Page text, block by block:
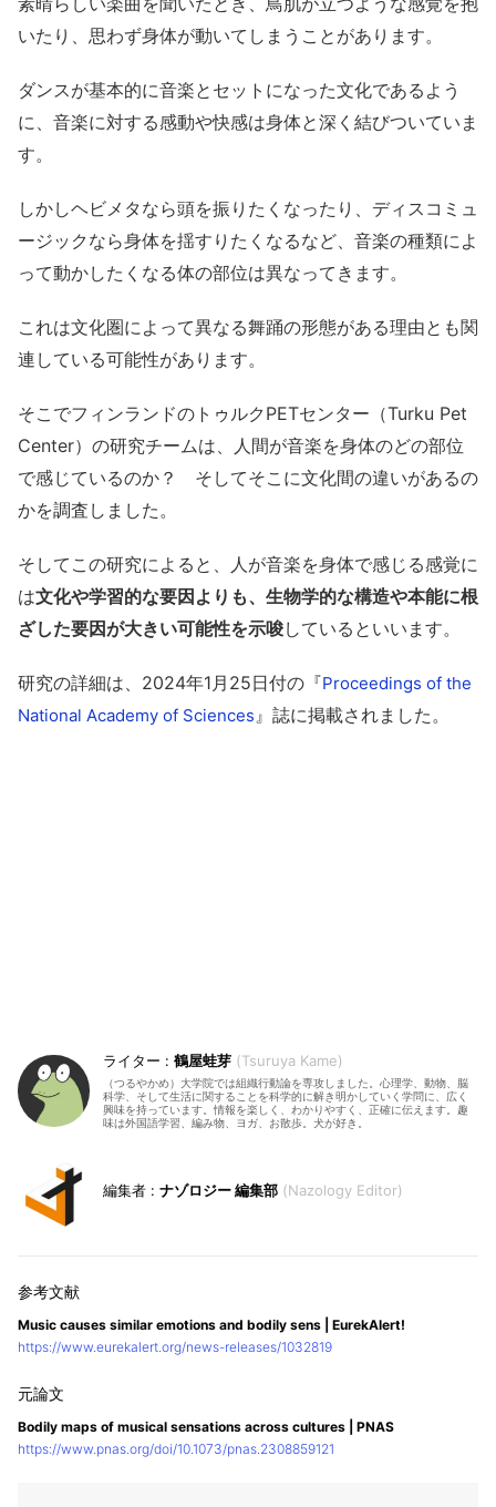
いたり、思わず身体が動いてしまうことがあります。
ダンスが基本的に音楽とセットになった文化であるよう
に、音楽に対する感動や快感は身体と深く結びついていま
す。
しかしヘビメタなら頭を振りたくなったり、ディスコミュ
ージックなら身体を揺すりたくなるなど、音楽の種類によ
って動かしたくなる体の部位は異なってきます。
これは文化圏によって異なる舞踊の形態がある理由とも関
連している可能性があります。
そこでフィンランドのトゥルクPETセンター（Turku Pet
Center）の研究チームは、人間が音楽を身体のどの部位
で感じているのか？ そしてそこに文化間の違いがあるの
かを調査しました。
そしてこの研究によると、人が音楽を身体で感じる感覚に
は文化や学習的な要因よりも、生物学的な構造や本能に根
ざした要因が大きい可能性を示唆しているといいます。
研究の詳細は、2024年1月25日付の『Proceedings of the
National Academy of Sciences』誌に掲載されました。
鶴屋蛙芽 Tsuruya Kame
（つるやかめ）大学院では組織行動論を専攻しました。心理学、動物、脳
科学、そして生活に関することを科学的に解き明かしていく学問に、広く
興味を持っています。情報を楽しく、わかりやすく、正確に伝えます。趣
味は外国語学習、編み物、ヨガ、お散歩。犬が好き。
ナゾロジー 編集部 Nazology Editor
Music causes similar emotions and bodily sens | EurekAlert!
https://www.eurekalert.org/news-releases/1032819
Bodily maps of musical sensations across cultures | PNAS
https://www.pnas.org/doi/10.1073/pnas.2308859121